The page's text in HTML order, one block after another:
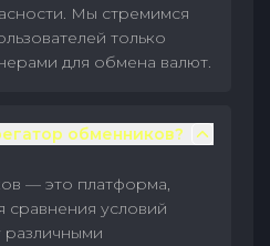
Мы стремимся
только
для обмена валют.
обменников?
— это платформа,
сравнения условий